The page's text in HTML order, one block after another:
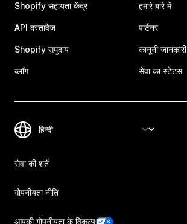
Shopify सहायता केंद्र
API दस्तावेज़
Shopify समुदाय
ब्लॉग
हमारे बारे में
पार्टनर
कानूनी जानकारी
सेवा का स्टेटस
सेवा की शर्तें
गोपनीयता नीति
आपकी गोपनीयता के विकल्प